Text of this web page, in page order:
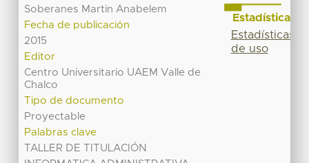
Soberanes Martin Anabelem
Fecha de publicación
2015
Editor
Centro Universitario UAEM Valle de
Chalco
Tipo de documento
Proyectable
Palabras clave
TALLER DE TITULACIÓN
Estadísticas
Estadísticas
de uso